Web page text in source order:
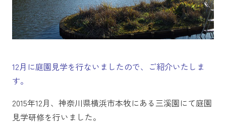
12月に庭園見学を行ないましたので、ご紹介いたしま
す。
2015年12月、神奈川県横浜市本牧にある三溪園にて庭園
見学研修を行いました。